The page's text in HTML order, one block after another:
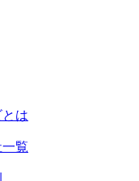
は
覧